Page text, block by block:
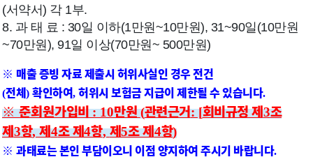
(서약서) 각 1부.
8. 과 태 료 : 30일 이하(1만원~10만원), 31~90일(10만원
~70만원), 91일 이상(70만원~ 500만원)
※ 매출 증빙 자료 제출시 허위사실인 경우 전건
(전체) 확인하여, 허위시 보험금 지급이 제한될 수 있습니다.
※ 준회원가입비: 10만원(관련근거: [회비규정 제3조
제3항,제4조 제4항,제5조 제4항)
※ 과태료는 본인 부담이오니 이점 양지하여 주시기 바랍니다.